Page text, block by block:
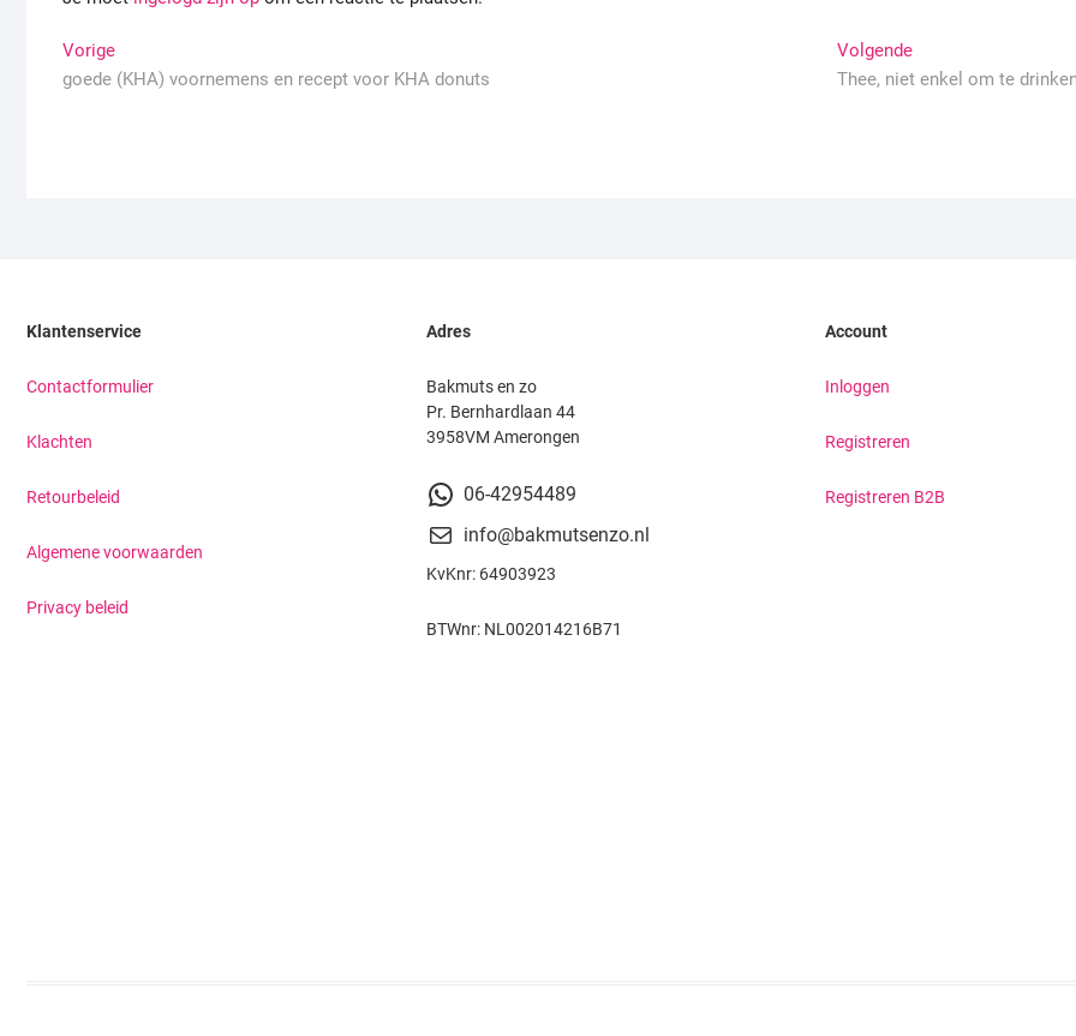
Bericht
navigatie
VorigeVorige
bericht:
goede (KHA) voornemens en recept voor KHA donuts
VolgendeVolgende
bericht:
Thee, niet enkel om te
Klantenservice
Contactformulier
Klachten
Retourbeleid
Algemene voorwaarden
Privacy beleid
Adres
Bakmuts en zo
Pr. Bernhardlaan 44
3958VM Amerongen
06-42954489
info@bakmutsenzo.nl
KvKnr: 64903923
BTWnr: NL002014216B71
Account
Inloggen
Registreren
Registreren B2B